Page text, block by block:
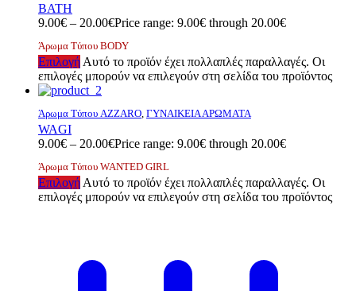
ΒΑΤΗ
9.00€ – 20.00€Price range: 9.00€ through 20.00€
Άρωμα Τύπου BODY
Επιλογή Αυτό το προϊόν έχει πολλαπλές παραλλαγές. Οι
επιλογές μπορούν να επιλεγούν στη σελίδα του προϊόντος
Άρωμα Τύπου AZZARO ΓΥΝΑΙΚΕΙΑ ΑΡΩΜΑΤΑ
WAGI
9.00€ – 20.00€Price range: 9.00€ through 20.00€
Άρωμα Τύπου WANTED GIRL
Επιλογή Αυτό το προϊόν έχει πολλαπλές παραλλαγές. Οι
επιλογές μπορούν να επιλεγούν στη σελίδα του προϊόντος